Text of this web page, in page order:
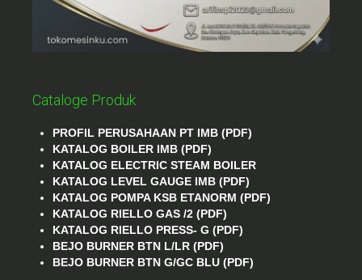
Cataloge Produk
PROFIL PERUSAHAAN PT IMB (PDF)
KATALOG BOILER IMB (PDF)
KATALOG ELECTRIC STEAM BOILER
KATALOG LEVEL GAUGE IMB (PDF)
KATALOG POMPA KSB ETANORM (PDF)
KATALOG RIELLO GAS /2 (PDF)
KATALOG RIELLO PRESS- G (PDF)
BEJO BURNER BTN L/LR (PDF)
BEJO BURNER BTN G/GC BLU (PDF)